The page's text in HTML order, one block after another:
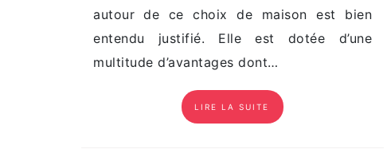
autour de ce choix de maison est bien
entendu justifié. Elle est dotée d’une
multitude d’avantages dont…
LIRE LA SUITE